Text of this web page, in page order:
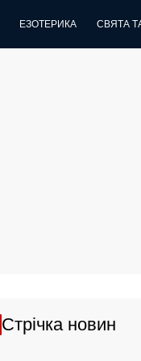
ЕЗОТЕРИКА СВЯТА
Стрічка новин